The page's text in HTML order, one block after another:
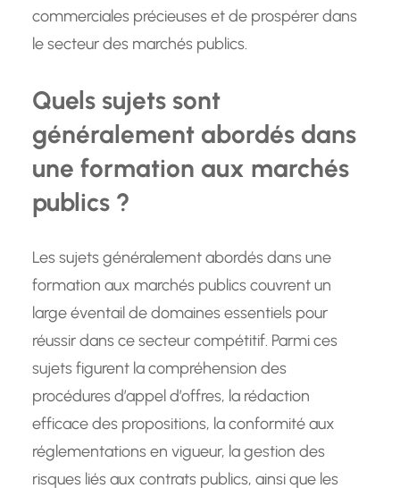
commerciales précieuses et de prospérer dans
le secteur des marchés publics.
Quels sujets sont
généralement abordés dans
une formation aux marchés
publics ?
Les sujets généralement abordés dans une
formation aux marchés publics couvrent un
large éventail de domaines essentiels pour
réussir dans ce secteur compétitif. Parmi ces
sujets figurent la compréhension des
procédures d’appel d’offres, la rédaction
efficace des propositions, la conformité aux
réglementations en vigueur, la gestion des
risques liés aux contrats publics, ainsi que les